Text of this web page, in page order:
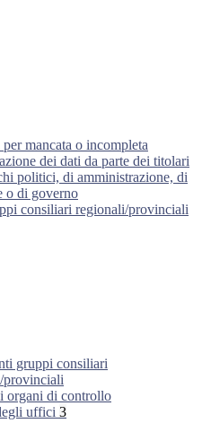
mancata o incompleta
dei dati da parte dei titolari
politici, di amministrazione, di
o di governo
consiliari regionali/provinciali
gruppi consiliari
provinciali
organi di controllo
uffici 3